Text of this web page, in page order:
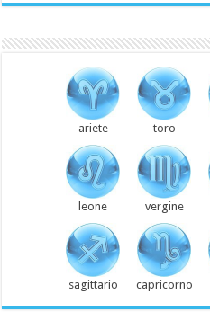
ariete toro
leone vergine
sagittario capricorno